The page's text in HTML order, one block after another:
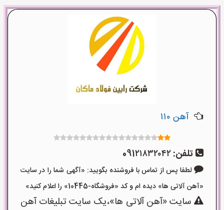
آهن ۱۱۰
تلفن: 091۲۱۸۳۲۰۴۲
لطفا پس از تماس با فروشنده بگویید: «آگهی شما را در سایت
«آهن آلاتی ها» دیده ام و کد «فروشگاه-10445» را اعلام کنید»
سایت «آهن آلاتی ها»،یک سایت تبلیغات آهن